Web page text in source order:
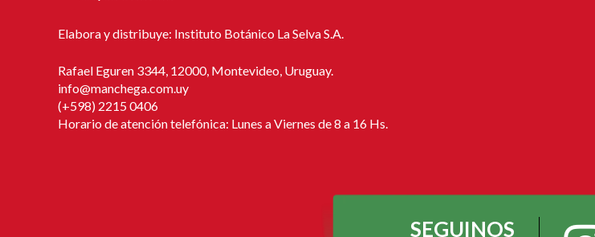
Elabora y distribuye: Instituto Botánico La Selva S.A.
Rafael Eguren 3344, 12000, Montevideo, Uruguay.
info@manchega.com.uy
(+598) 2215 0406
Horario de atención telefónica: Lunes a Viernes de 8 a 16 Hs.
SEGUINOS